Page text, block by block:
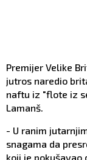
Premijer Velike
jutros naredio
naftu iz "flote iz
Lamanš.
- U ranim
snagama da
koji je pokušavao